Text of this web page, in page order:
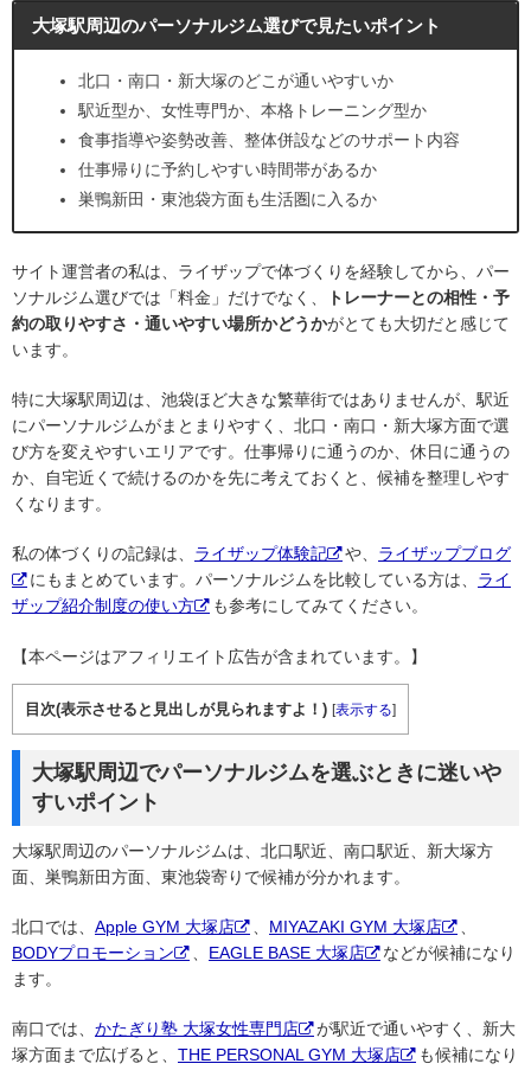
大塚駅周辺のパーソナルジム選びで見たいポイント
北口・南口・新大塚のどこが通いやすいか
駅近型か、女性専門か、本格トレーニング型か
食事指導や姿勢改善、整体併設などのサポート内容
仕事帰りに予約しやすい時間帯があるか
巣鴨新田・東池袋方面も生活圏に入るか
サイト運営者の私は、ライザップで体づくりを経験してから、パー
ソナルジム選びでは「料金」だけでなく、
トレーナーとの相性・予
約の取りやすさ・通いやすい場所かどうかがとても大切だと感じて
います。
特に大塚駅周辺は、池袋ほど大きな繁華街ではありませんが、駅近
にパーソナルジムがまとまりやすく、北口・南口・新大塚方面で選
び方を変えやすいエリアです。仕事帰りに通うのか、休日に通うの
か、自宅近くで続けるのかを先に考えておくと、候補を整理しやす
くなります。
私の体づくりの記録は、 ライザップ体験記 や、 ライザップブログ
にもまとめています。パーソナルジムを比較している方は、 ライ
ザップ紹介制度の使い方
も参考にしてみてください。
【本ページはアフィリエイト広告が含まれています。】
目次(表示させると見出しが見られますよ！) [表示する]
大塚駅周辺でパーソナルジムを選ぶときに迷いや
すいポイント
大塚駅周辺のパーソナルジムは、北口駅近、南口駅近、新大塚方
面、巣鴨新田方面、東池袋寄りで候補が分かれます。
北口では、 Apple GYM 大塚店 MIYAZAKI GYM 大塚店
BODYプロモーション
EAGLE BASE 大塚店
などが候補になり
ます。
南口では、 かたぎり塾 大塚女性専門店
が駅近で通いやすく、新大
塚方面まで広げると、 THE PERSONAL GYM 大塚店
も候補になり